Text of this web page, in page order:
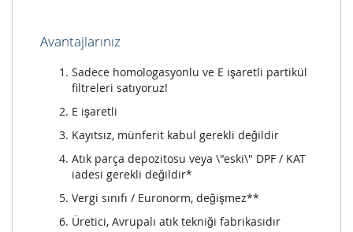
Avantajlarınız
Sadece homologasyonlu ve E işaretli partikül
filtreleri satıyoruz!
E işaretli
Kayıtsız, münferit kabul gerekli değildir
Atık parça depozitosu veya \"eski\" DPF / KAT
iadesi gerekli değildir*
Vergi sınıfı / Euronorm, değişmez**
Üretici, Avrupalı atık tekniği fabrikasıdır